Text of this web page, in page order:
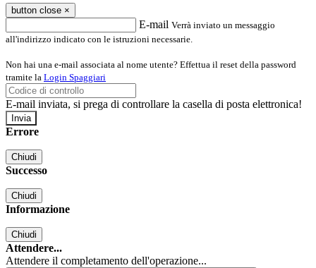
button close ×
E-mail Verrà inviato un messaggio
all'indirizzo indicato con le istruzioni necessarie.
Non hai una e-mail associata al nome utente? Effettua il reset della password
tramite la Login Spaggiari
E-mail inviata, si prega di controllare la casella di posta elettronica!
Errore
Chiudi
Successo
Chiudi
Informazione
Chiudi
Attendere...
Attendere il completamento dell'operazione...